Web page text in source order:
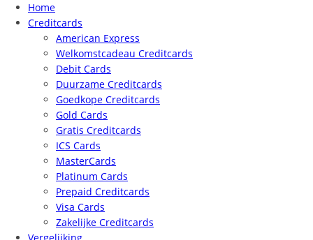
Home
Creditcards
American Express
Welkomstcadeau Creditcards
Debit Cards
Duurzame Creditcards
Goedkope Creditcards
Gold Cards
Gratis Creditcards
ICS Cards
MasterCards
Platinum Cards
Prepaid Creditcards
Visa Cards
Zakelijke Creditcards